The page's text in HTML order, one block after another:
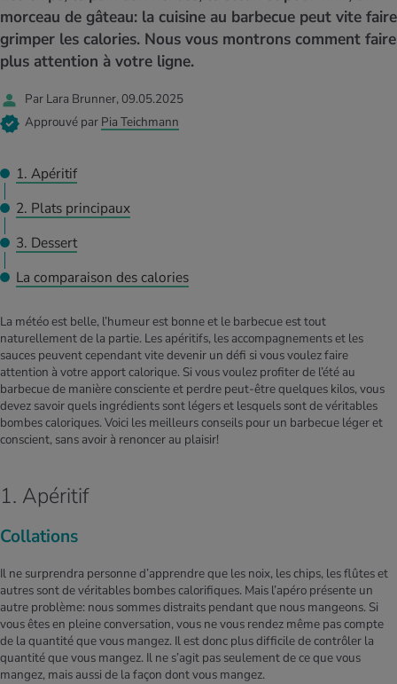
et intolérances
ACTUELS DANS LE DOMAINE ALIMENTATION
Calculateur d’IMC
d’hiver
ACTUELS DANS LE DOMAINE MOUVEMENT
Course & Jogging
au quotidien
de relaxation
ACTUELS DANS LE DOMAINE RELAXATION
Détente active
médical
spécialisée
des femmes
ACTUELS DANS LE DOMAINE MÉDECINE
Réduire la tension artérielle
ACTUELS DANS LE DOMAINE SERVICE
Offres
Tool, test et quiz
morceau de gâteau: la cuisine au barbecue peut vite faire
grimper les calories. Nous vous montrons comment faire
plus attention à votre ligne.
Par Lara Brunner, 09.05.2025
Approuvé par Pia Teichmann
1. Apéritif
2. Plats principaux
3. Dessert
La comparaison des calories
La météo est belle, l’humeur est bonne et le barbecue est tout
naturellement de la partie. Les apéritifs, les accompagnements et les
sauces peuvent cependant vite devenir un défi si vous voulez faire
attention à votre apport calorique. Si vous voulez profiter de l’été au
barbecue de manière consciente et perdre peut-être quelques kilos, vous
devez savoir quels ingrédients sont légers et lesquels sont de véritables
bombes caloriques. Voici les meilleurs conseils pour un barbecue léger et
conscient, sans avoir à renoncer au plaisir!
1. Apéritif
Collations
Il ne surprendra personne d’apprendre que les noix, les chips, les flûtes et
autres sont de véritables bombes calorifiques. Mais l’apéro présente un
autre problème: nous sommes distraits pendant que nous mangeons. Si
vous êtes en pleine conversation, vous ne vous rendez même pas compte
de la quantité que vous mangez. Il est donc plus difficile de contrôler la
quantité que vous mangez. Il ne s’agit pas seulement de ce que vous
mangez, mais aussi de la façon dont vous mangez.